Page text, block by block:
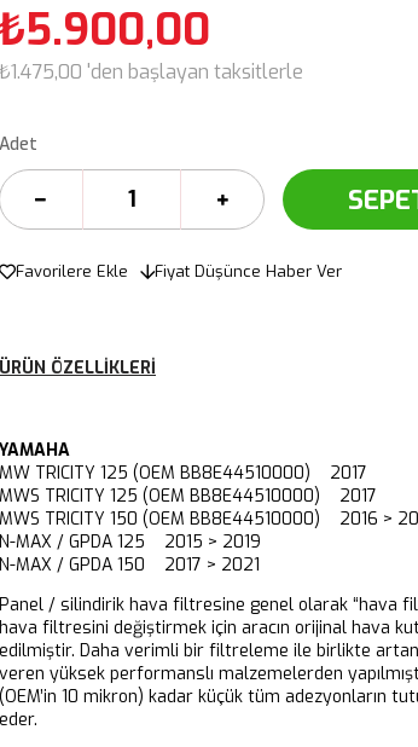
₺5.900,00
₺1.475,00 'den başlayan taksitlerle
Adet
Favorilere Ekle Fiyat Düşünce Haber Ver
ÜRÜN ÖZELLIKLERI
YAMAHA
MW TRICITY 125 (OEM BB8E44510000) 2017
MWS TRICITY 125 (OEM BB8E44510000) 2017
MWS TRICITY 150 (OEM BB8E44510000) 2016 >
N-MAX / GPDA 125 2015 > 2019
N-MAX / GPDA 150 2017 > 2021
Panel / silindirik hava filtresine genel olarak “hava
hava filtresini değiştirmek için aracın orijinal hava
edilmiştir. Daha verimli bir filtreleme ile birlikte artan
veren yüksek performanslı malzemelerden
(OEM’in 10 mikron) kadar küçük tüm adezyonların
eder.